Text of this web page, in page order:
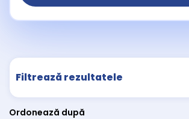
Filtrează rezultatele
Ordonează după